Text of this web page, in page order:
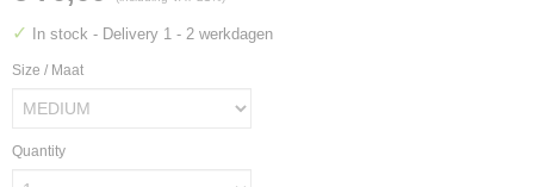
✓ In stock - Delivery 1 - 2 werkdagen
Size / Maat
Quantity